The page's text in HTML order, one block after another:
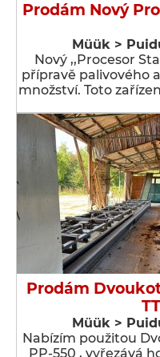
Prodám Nový
Müük >
Nový ,,Procesor
přípravě palivového
množství. Toto
Prodám
Müük >
Nabízím použitou
PP-550 , vyřezává